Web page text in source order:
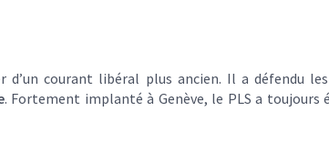
d’un courant libéral plus ancien. Il a défendu les
. Fortement implanté à Genève, le PLS a toujours